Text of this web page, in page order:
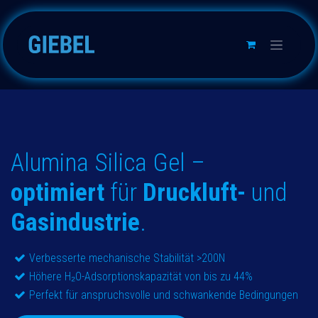
Skip to Content
Alumina Silica Gel –
optimiert für Druckluft- und
Gasindustrie.
Verbesserte mechanische Stabilität >200N
Höhere H₂O-Adsorptionskapazität von bis zu 44%
Perfekt für anspruchsvolle und schwankende Bedingungen